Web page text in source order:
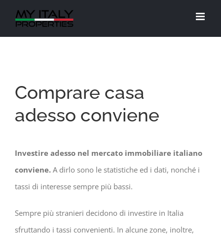
Comprare casa
adesso conviene
Investire adesso nel mercato immobiliare italiano
conviene. A dirlo sono le statistiche ed i dati, nonché i
tassi di interesse sempre più bassi.
Sempre più stranieri decidono di investire in Italia
sfruttando i tassi convenienti. In alcune zone, inoltre,